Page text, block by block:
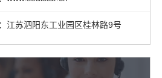
江苏泗阳东工业园区桂林路9号